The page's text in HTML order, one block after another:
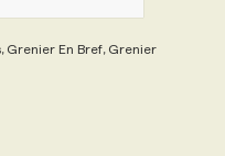
Grenier En Bref, Grenier